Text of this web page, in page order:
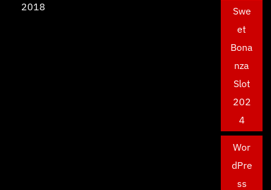
2018
Swe
et
Bona
nza
Slot
202
4
Wor
dPre
ss